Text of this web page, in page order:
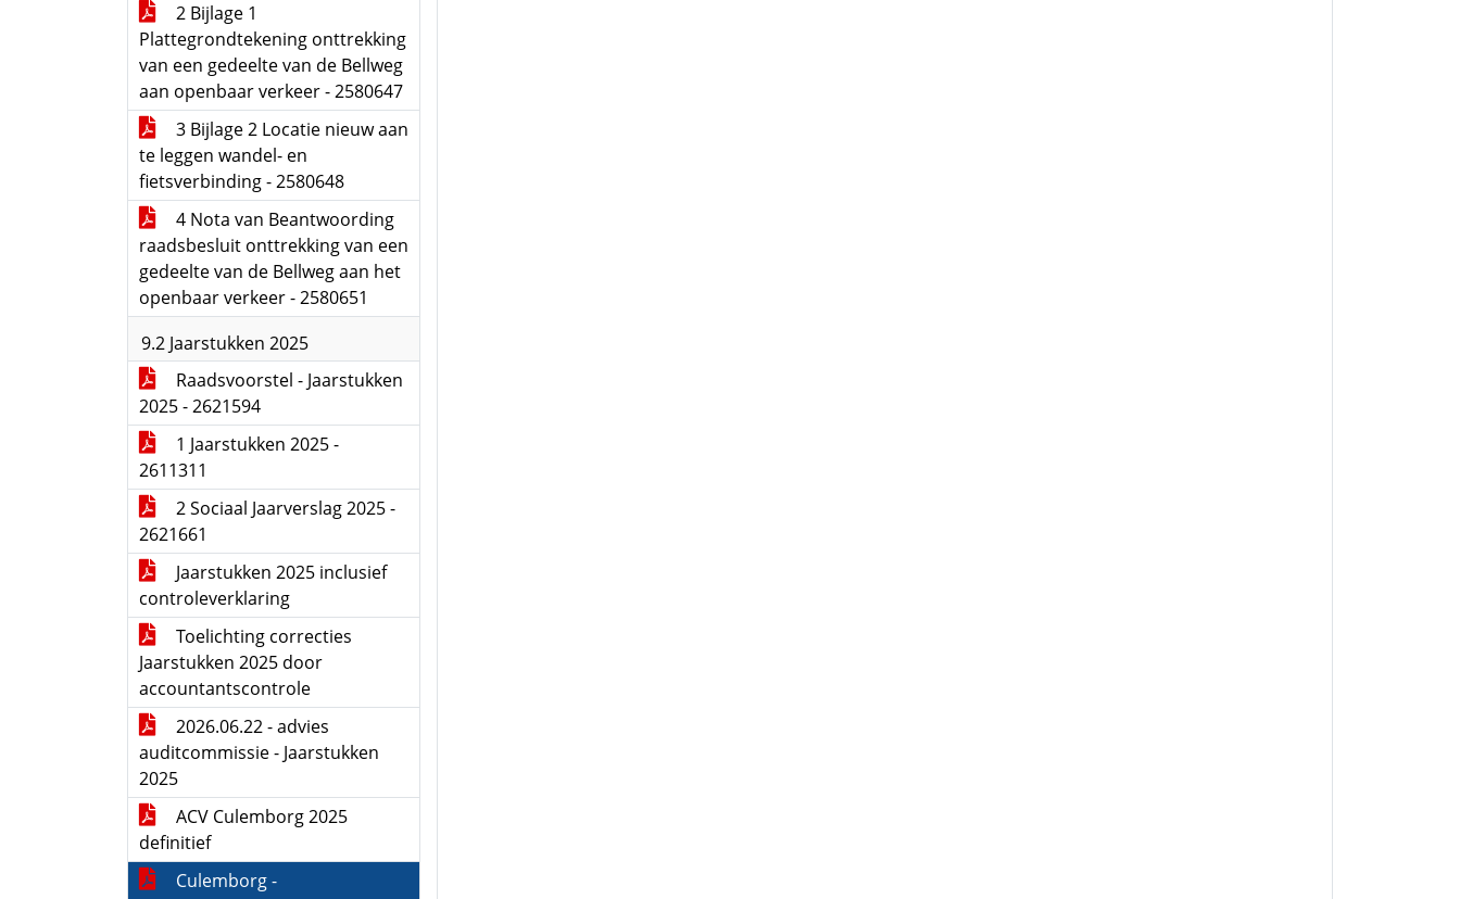
2 Bijlage 1
Plattegrondtekening onttrekking
van een gedeelte van de Bellweg
aan openbaar verkeer - 2580647
3 Bijlage 2 Locatie nieuw aan
te leggen wandel- en
fietsverbinding - 2580648
4 Nota van Beantwoording
raadsbesluit onttrekking van een
gedeelte van de Bellweg aan het
openbaar verkeer - 2580651
9.2 Jaarstukken 2025
Raadsvoorstel - Jaarstukken
2025 - 2621594
1 Jaarstukken 2025 -
2611311
2 Sociaal Jaarverslag 2025 -
2621661
Jaarstukken 2025 inclusief
controleverklaring
Toelichting correcties
Jaarstukken 2025 door
accountantscontrole
2026.06.22 - advies
auditcommissie - Jaarstukken
2025
ACV Culemborg 2025
definitief
Culemborg -